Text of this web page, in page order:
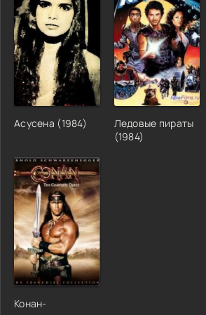
Асусена (1984)
Ледовые пираты
(1984)
Конан-